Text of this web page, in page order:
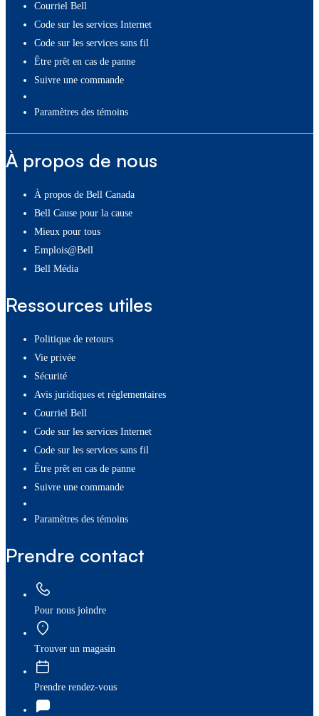
Courriel Bell
Code sur les services Internet
Code sur les services sans fil
Être prêt en cas de panne
Suivre une commande
paramètres des témoins
À propos de nous
À propos de Bell Canada
Bell Cause pour la cause
Mieux pour tous
Emplois@Bell
Bell Média
Ressources utiles
Politique de retours
Vie privée
Sécurité
Avis juridiques et réglementaires
Courriel Bell
Code sur les services Internet
Code sur les services sans fil
Être prêt en cas de panne
Suivre une commande
paramètres des témoins
Prendre contact
Pour nous joindre
Trouver un magasin
Prendre rendez-vous